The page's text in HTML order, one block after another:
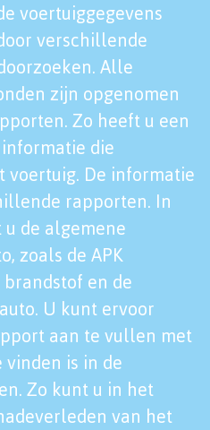
voertuiggegevens
verschillende
Alle
zijn opgenomen
Zo heeft u een
die
voertuig. De informatie
rapporten. In
de algemene
zoals de APK
en de
U kunt ervoor
aan te vullen met
is in de
Zo kunt u in het
van het